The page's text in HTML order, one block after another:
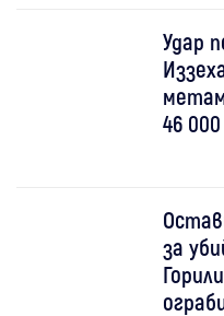
Удар
46
за